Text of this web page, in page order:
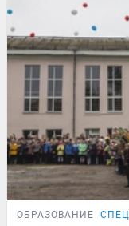
ОБРАЗОВАНИЕ